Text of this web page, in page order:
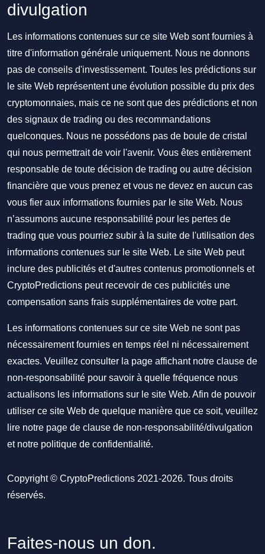
divulgation
Les informations contenues sur ce site Web sont fournies à
titre d'information générale uniquement. Nous ne donnons
pas de conseils d'investissement. Toutes les prédictions sur
le site Web représentent une évolution possible du prix des
cryptomonnaies, mais ce ne sont que des prédictions et non
des signaux de trading ou des recommandations
quelconques. Nous ne possédons pas de boule de cristal
qui nous permettrait de voir l'avenir. Vous êtes entièrement
responsable de toute décision de trading ou autre décision
financière que vous prenez et vous ne devez en aucun cas
vous fier aux informations fournies par le site Web. Nous
n’assumons aucune responsabilité pour les pertes de
trading que vous pourriez subir à la suite de l'utilisation des
informations contenues sur le site Web. Le site Web peut
inclure des publicités et d'autres contenus promotionnels et
CryptoPredictions peut recevoir de ces publicités une
compensation sans frais supplémentaires de votre part.
Les informations contenues sur ce site Web ne sont pas
nécessairement fournies en temps réel ni nécessairement
exactes. Veuillez consulter la page affichant notre clause de
non-responsabilité pour savoir à quelle fréquence nous
actualisons les informations sur le site Web. Afin de pouvoir
utiliser ce site Web de quelque manière que ce soit, veuillez
lire notre page de clause de non-responsabilité/divulgation
et notre politique de confidentialité.
Copyright © CryptoPredictions 2021-2026. Tous droits
réservés.
Faites-nous un don.